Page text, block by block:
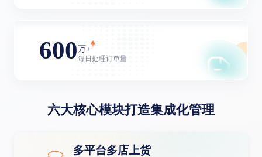
600万+
每日处理订单量
六大核心模块打造集成化管理
多平台多店上货